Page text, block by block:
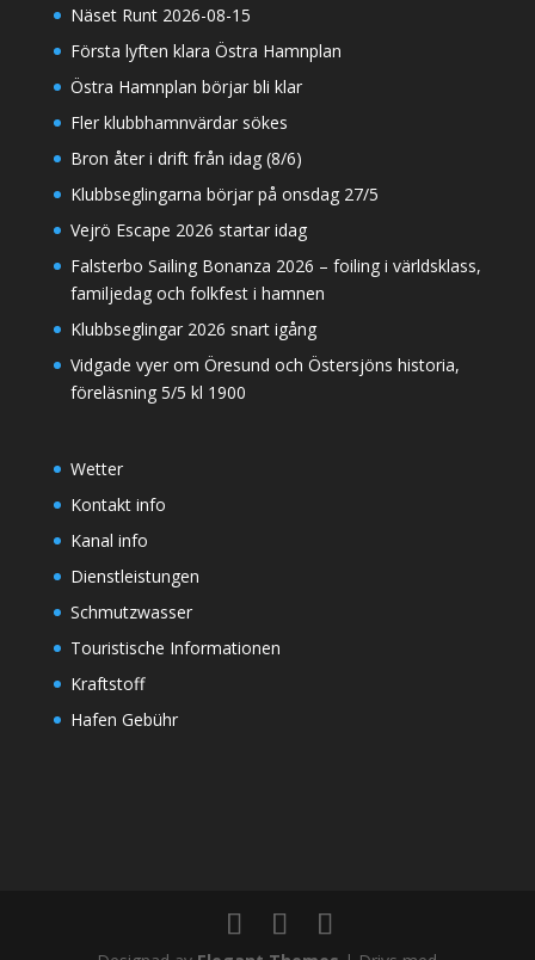
Näset Runt 2026-08-15
Första lyften klara Östra Hamnplan
Östra Hamnplan börjar bli klar
Fler klubbhamnvärdar sökes
Bron åter i drift från idag (8/6)
Klubbseglingarna börjar på onsdag 27/5
Vejrö Escape 2026 startar idag
Falsterbo Sailing Bonanza 2026 – foiling i världsklass,
familjedag och folkfest i hamnen
Klubbseglingar 2026 snart igång
Vidgade vyer om Öresund och Östersjöns historia,
föreläsning 5/5 kl 1900
Wetter
Kontakt info
Kanal info
Dienstleistungen
Schmutzwasser
Touristische Informationen
Kraftstoff
Hafen Gebühr